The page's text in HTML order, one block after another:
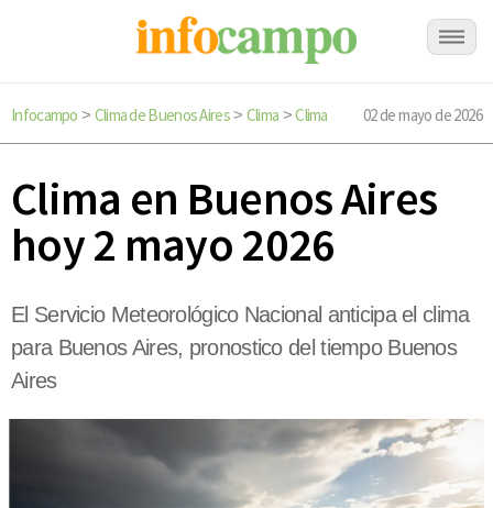
Infocampo > Clima de Buenos Aires> Clima >Clima 02 de mayo de 2026
Clima en Buenos Aires
hoy 2 mayo 2026
El Servicio Meteorológico Nacional anticipa el clima
para Buenos Aires, pronostico del tiempo Buenos
Aires